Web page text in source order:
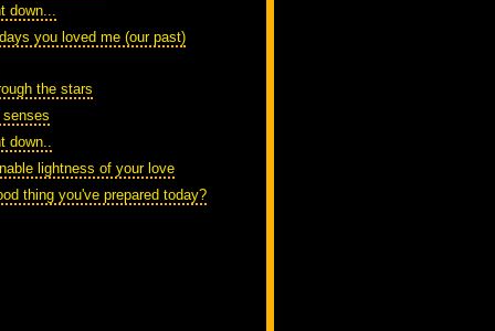
down...
you loved me (our past)
the stars
down..
lightness of your love
thing you've prepared today?